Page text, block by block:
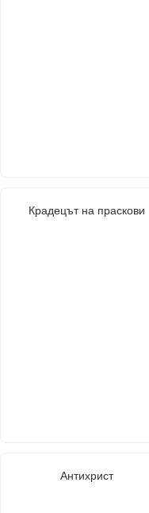
Крадецът на праскови
Антихрист